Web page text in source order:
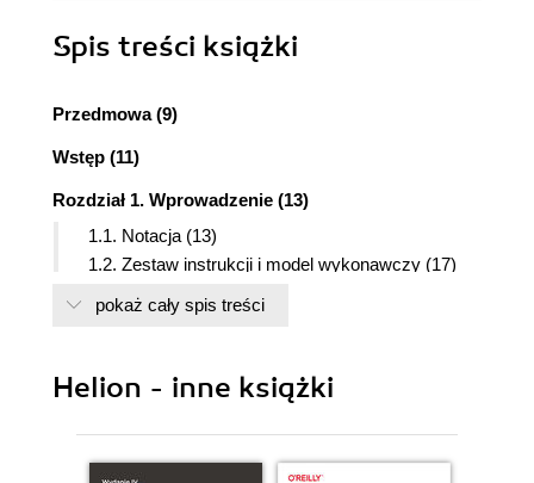
Spis treści książki
Przedmowa (9)
Wstęp (11)
Rozdział 1. Wprowadzenie (13)
1.1. Notacja (13)
1.2. Zestaw instrukcji i model wykonawczy (17)
Rozdział 2. Podstawy (23)
(27)
pokaż cały spis treści
Helion - inne książki